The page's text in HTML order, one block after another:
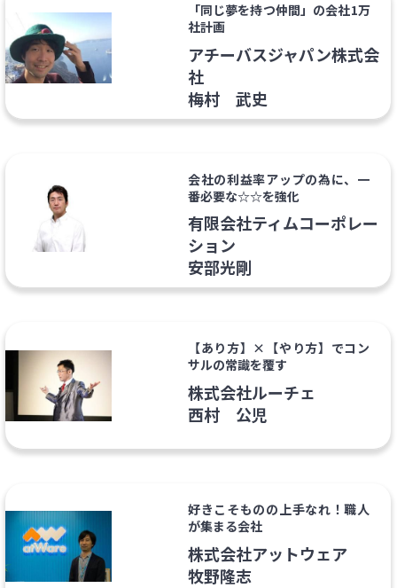
「同じ夢を持つ仲間」の会社1万
社計画
アチーバスジャパン株式会
社
梅村 武史
会社の利益率アップの為に、一
番必要な☆☆を強化
有限会社ティムコーポレー
ション
安部光剛
【あり方】×【やり方】でコン
サルの常識を覆す
株式会社ルーチェ
西村 公児
好きこそものの上手なれ！職人
が集まる会社
株式会社アットウェア
牧野隆志